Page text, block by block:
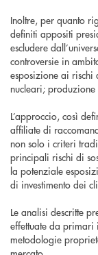
Inoltre, per quanto
definiti appositi
escludere
controversie in
esposizione ai rischi
nucleari;
L’approccio, così
affiliate di
non solo i criteri
principali rischi di
la potenziale
di investimento dei
Le analisi descritte
effettuate da primari
metodologie